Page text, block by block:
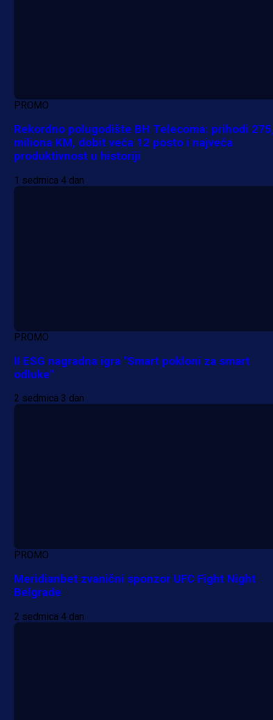
PROMO
Rekordno polugodište BH Telecoma: prihodi
miliona KM, dobit veća 12 posto i najveća
produktivnost u historiji
1 sedmica 4 dan
PROMO
II ESG nagradna igra "Smart pokloni za smart
odluke"
2 sedmica 3 dan
PROMO
Meridianbet zvanični sponzor UFC Fight Night
Belgrade
2 sedmica 4 dan